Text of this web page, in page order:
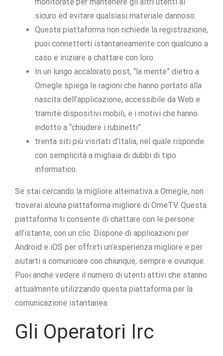
sicuro ed evitare qualsiasi materiale dannoso.
Questa piattaforma non richiede la registrazione,
puoi connetterti istantaneamente con qualcuno a
caso e iniziare a chattare con loro.
In un lungo accalorato post, “la mente” dietro a
Omegle spiega le ragioni che hanno portato alla
nascita dell’applicazione, accessibile da Web e
tramite dispositivi mobili, e i motivi che hanno
indotto a “chiudere i rubinetti”.
trenta siti più visitati d’Italia, nel quale risponde
con semplicità a migliaia di dubbi di tipo
informatico.
Se stai cercando la migliore alternativa a Omegle, non
troverai alcuna piattaforma migliore di OmeTV. Questa
piattaforma ti consente di chattare con le persone
all’istante, con un clic. Dispone di applicazioni per
Android e iOS per offrirti un’esperienza migliore e per
aiutarti a comunicare con chiunque, sempre e ovunque.
Puoi anche vedere il numero di utenti attivi che stanno
attualmente utilizzando questa piattaforma per la
comunicazione istantanea.
Gli Operatori Irc